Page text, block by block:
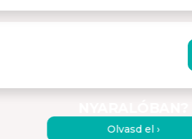
HOGYAN
HATÉKONYAN A
Olvasd el ›